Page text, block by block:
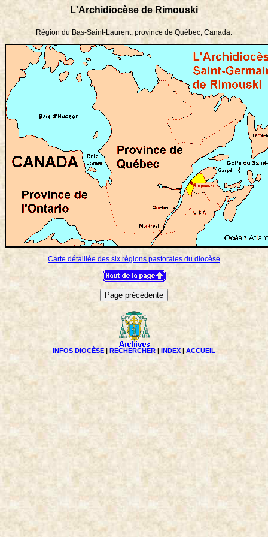
L'Archidiocèse de Rimouski
Région du Bas-Saint-Laurent, province de Québec, Canada:
Carte détaillée des six régions pastorales du diocèse
INFOS DIOCÈSE RECHERCHER INDEX ACCUEIL